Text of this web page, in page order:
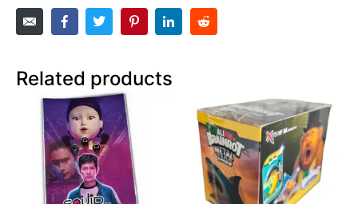
Related products